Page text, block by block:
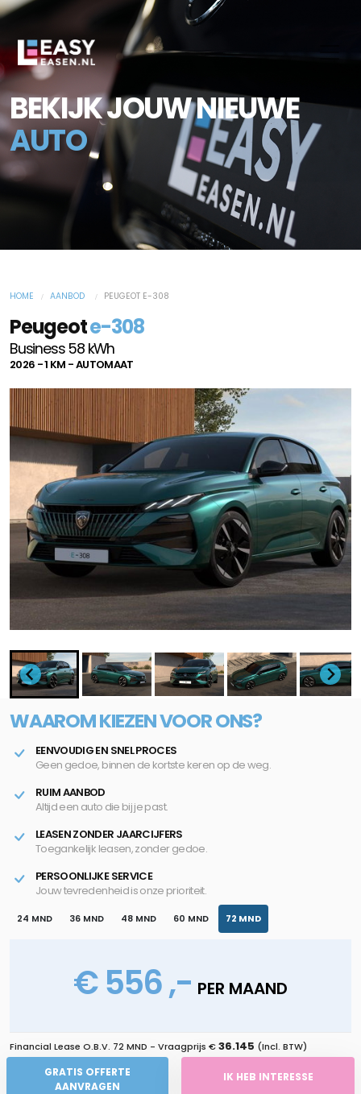
BEKIJK JOUW NIEUWE
AUTO
HOME AANBOD PEUGEOT E-308
Peugeote-308
Business 58 kWh
2026 - 1 KM - AUTOMAAT
WAAROM KIEZEN VOOR ONS?
EENVOUDIG EN SNEL PROCES
Geen gedoe, binnen de kortste keren op de weg.
RUIM AANBOD
Altijd een auto die bij je past.
LEASEN ZONDER JAARCIJFERS
Toegankelijk leasen, zonder gedoe.
PERSOONLIJKE SERVICE
Jouw tevredenheid is onze prioriteit.
24 MND 36 MND 48 MND 60 MND 72 MND
€ 556 ,- PER MAAND
Financial Lease O.B.V. 72 MND - Vraagprijs €36.145 (Incl. BTW)
GRATIS OFFERTE
AANVRAGEN
IK HEB INTERESSE